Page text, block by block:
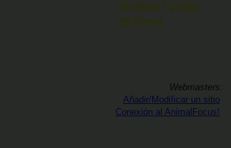
Hoteles / Viajes
Webmasters:
Añadir/Modificar un sitio
Conexión al AnimalFocus!
Menu